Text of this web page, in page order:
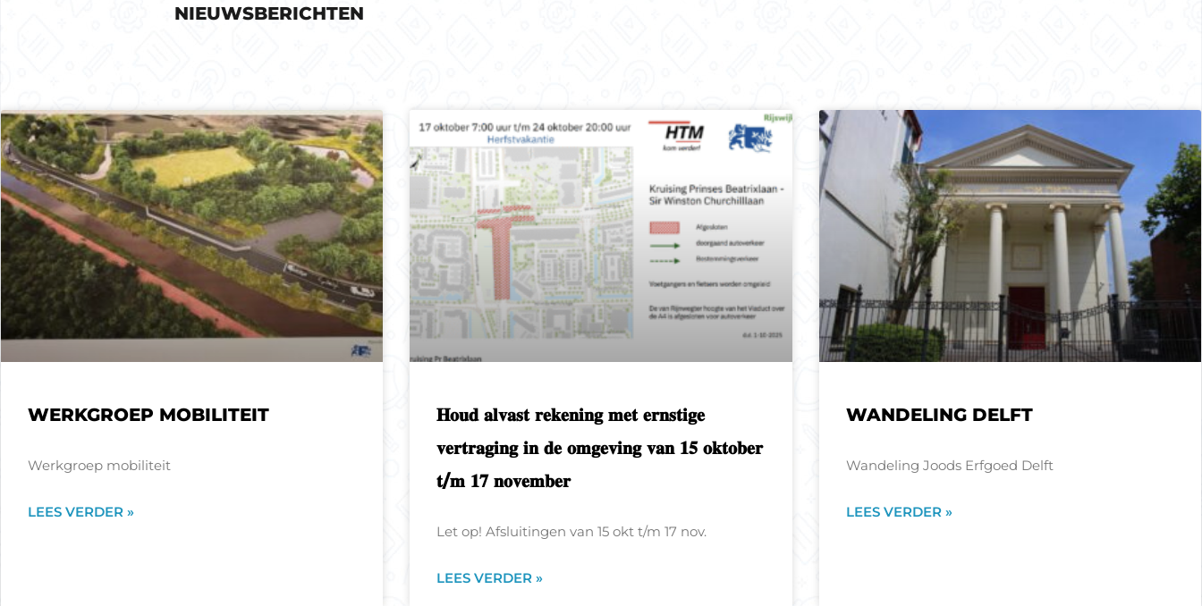
NIEUWSBERICHTEN
WERKGROEP MOBILITEIT
Werkgroep mobiliteit
LEES VERDER »
𝐇𝐨𝐮𝐝 𝐚𝐥𝐯𝐚𝐬𝐭 𝐫𝐞𝐤𝐞𝐧𝐢𝐧𝐠 𝐦𝐞𝐭 𝐞𝐫𝐧𝐬𝐭𝐢𝐠𝐞
𝐯𝐞𝐫𝐭𝐫𝐚𝐠𝐢𝐧𝐠 𝐢𝐧 𝐝𝐞 𝐨𝐦𝐠𝐞𝐯𝐢𝐧𝐠 𝐯𝐚𝐧 𝟏𝟓 𝐨𝐤𝐭𝐨𝐛𝐞𝐫
𝐭/𝐦 𝟏𝟕 𝐧𝐨𝐯𝐞𝐦𝐛𝐞𝐫
Let op! Afsluitingen van 15 okt t/m 17 nov.
LEES VERDER »
WANDELING DELFT
Wandeling Joods Erfgoed Delft
LEES VERDER »